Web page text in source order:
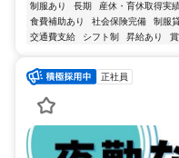
制服あり 長期 産休・育休取得実
食費補助あり
社会保険完備 制服
交通費支給
シフト制 昇給あり
正社員